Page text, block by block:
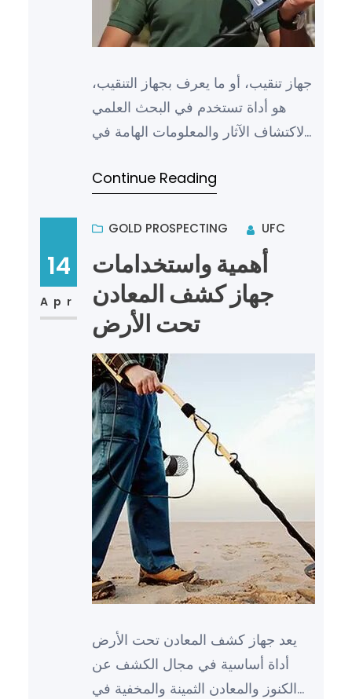
جهاز تنقيب، أو ما يعرف بجهاز التنقيب،
هو أداة تستخدم في البحث العلمي
لاكتشاف الآثار والمعلومات الهامة في
تنقيب من أهم ال…
Continue Reading
14
Apr
GOLD PROSPECTING UFC
أهمية واستخدامات
جهاز كشف المعادن
تحت الأرض
يعد جهاز كشف المعادن تحت الأرض
أداة أساسية في مجال الكشف عن
الكنوز والمعادن الثمينة والمخفية في